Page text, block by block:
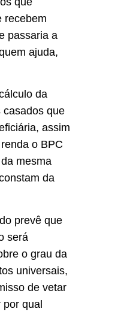
recebem
passaria a
ajuda,
da
casados que
assim
o BPC
mesma
da
prevê que
será
o grau da
universais,
de vetar
por qual